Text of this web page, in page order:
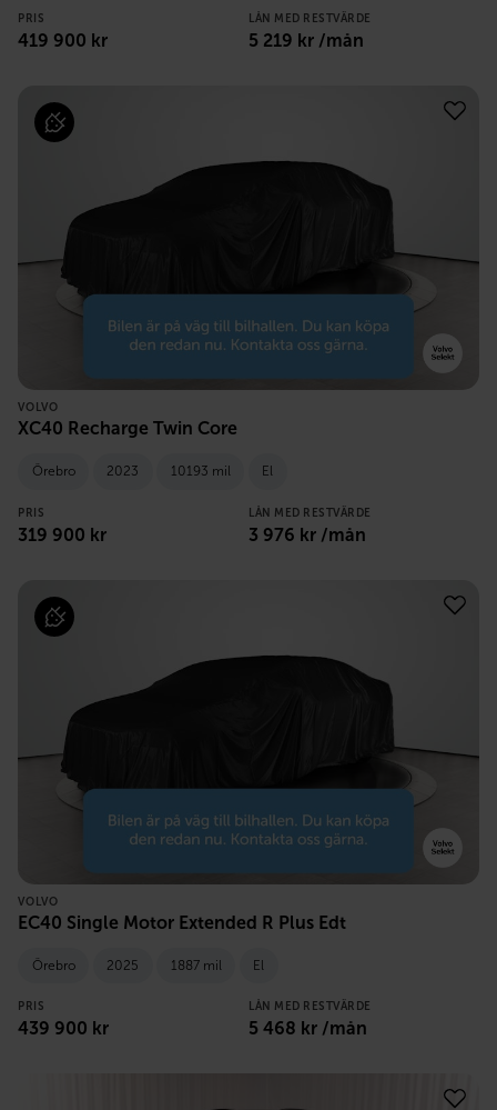
PRIS
419 900 kr
LÅN MED RESTVÄRDE
5 219 kr /mån
VOLVO
XC40 Recharge Twin Core
Örebro 2023 10193 mil El
PRIS
319 900 kr
LÅN MED RESTVÄRDE
3 976 kr /mån
VOLVO
EC40 Single Motor Extended R Plus Edt
Örebro 2025 1887 mil El
PRIS
439 900 kr
LÅN MED RESTVÄRDE
5 468 kr /mån